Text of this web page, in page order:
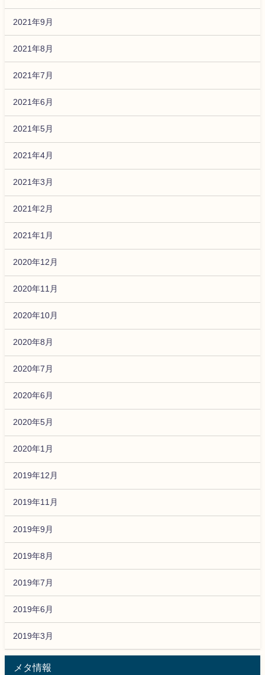
2021年9月
2021年8月
2021年7月
2021年6月
2021年5月
2021年4月
2021年3月
2021年2月
2021年1月
2020年12月
2020年11月
2020年10月
2020年8月
2020年7月
2020年6月
2020年5月
2020年1月
2019年12月
2019年11月
2019年9月
2019年8月
2019年7月
2019年6月
2019年3月
メタ情報